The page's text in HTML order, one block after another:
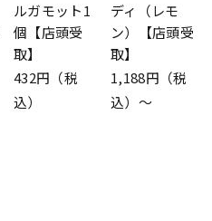
ルガモット1
個【店頭受
取】
432円（税
込）
ディ（レモ
ン）【店頭受
取】
1,188円（税
込）～